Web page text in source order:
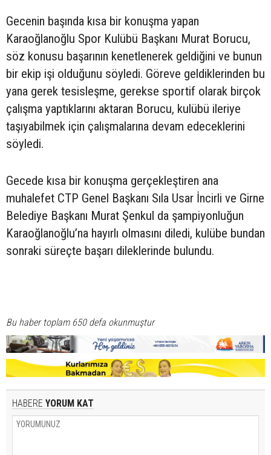
Gecenin başında kısa bir konuşma yapan
Karaoğlanoğlu Spor Kulübü Başkanı Murat Borucu,
söz konusu başarının kenetlenerek geldiğini ve bunun
bir ekip işi olduğunu söyledi. Göreve geldiklerinden bu
yana gerek tesisleşme, gerekse sportif olarak birçok
çalışma yaptıklarını aktaran Borucu, kulübü ileriye
taşıyabilmek için çalışmalarına devam edeceklerini
söyledi.
Gecede kısa bir konuşma gerçekleştiren ana
muhalefet CTP Genel Başkanı Sıla Usar İncirli ve Girne
Belediye Başkanı Murat Şenkul da şampiyonluğun
Karaoğlanoğlu’na hayırlı olmasını diledi, kulübe bundan
sonraki süreçte başarı dileklerinde bulundu.
Bu haber toplam 650 defa okunmuştur
HABERE YORUM KAT